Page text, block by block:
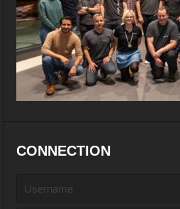
CONNECTION